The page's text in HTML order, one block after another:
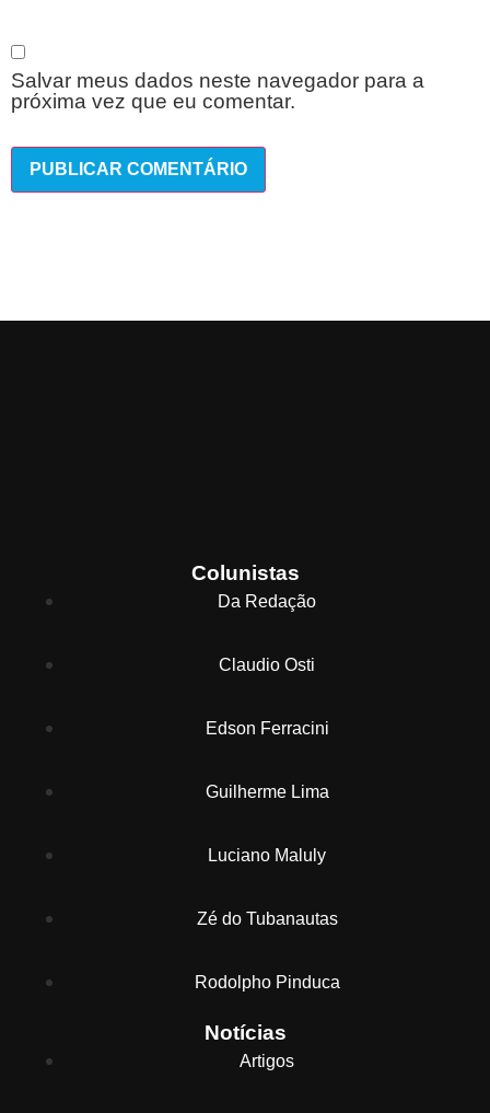
Salvar meus dados neste navegador para a
próxima vez que eu comentar.
Colunistas
Da Redação
Claudio Osti
Edson Ferracini
Guilherme Lima
Luciano Maluly
Zé do Tubanautas
Rodolpho Pinduca
Notícias
Artigos